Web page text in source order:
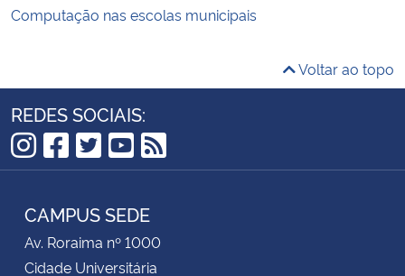
Computação nas escolas municipais
Voltar ao topo
REDES SOCIAIS:
Instagram
Facebook
Twitter
YouTube
RSS
CAMPUS SEDE
Av. Roraima nº 1000
Cidade Universitária